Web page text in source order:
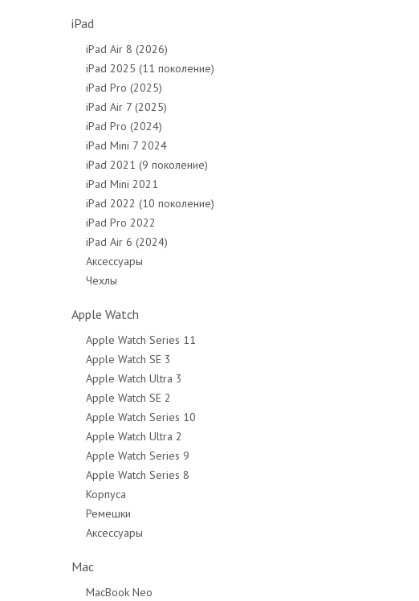
iPad
iPad Air 8 (2026)
iPad 2025 (11 поколение)
iPad Pro (2025)
iPad Air 7 (2025)
iPad Pro (2024)
iPad Mini 7 2024
iPad 2021 (9 поколение)
iPad Mini 2021
iPad 2022 (10 поколение)
iPad Pro 2022
iPad Air 6 (2024)
Аксессуары
Чехлы
Apple Watch
Apple Watch Series 11
Apple Watch SE 3
Apple Watch Ultra 3
Apple Watch SE 2
Apple Watch Series 10
Apple Watch Ultra 2
Apple Watch Series 9
Apple Watch Series 8
Корпуса
Ремешки
Аксессуары
Mac
MacBook Neo